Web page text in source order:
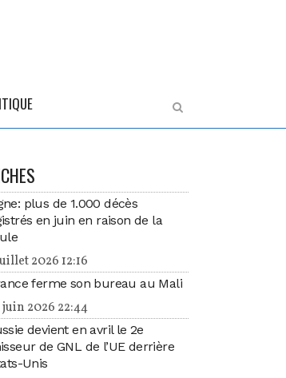
plus de 1.000 décès
en juin en raison de la
2026 12:16
ferme son bureau au Mali
juin 2026 22:44
devient en avril le 2e
de GNL de l’UE derrière
Unis